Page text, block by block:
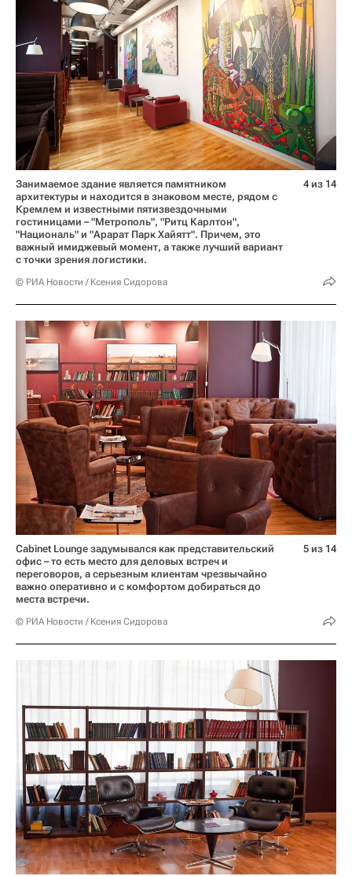
Занимаемое здание является памятником
архитектуры и находится в знаковом месте, рядом с
Кремлем и известными пятизвездочными
гостиницами – "Метрополь", "Ритц Карлтон",
"Националь" и "Арарат Парк Хайятт". Причем, это
важный имиджевый момент, а также лучший вариант
с точки зрения логистики.
© РИА Новости / Ксения Сидорова
4 из 14
Cabinet Lounge задумывался как представительский
офис – то есть место для деловых встреч и
переговоров, а серьезным клиентам чрезвычайно
важно оперативно и с комфортом добираться до
места встречи.
© РИА Новости / Ксения Сидорова
5 из 14